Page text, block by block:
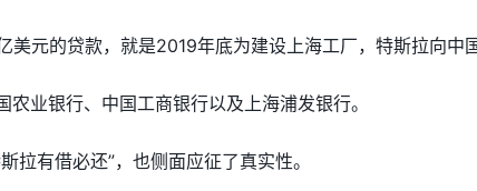
美元的贷款，就是2019年底为建设上海工厂，特斯拉向中
业银行、中国工商银行以及上海浦发银行。
拉有借必还”，也侧面应征了真实性。